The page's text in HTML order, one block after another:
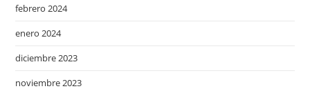
febrero 2024
enero 2024
diciembre 2023
noviembre 2023